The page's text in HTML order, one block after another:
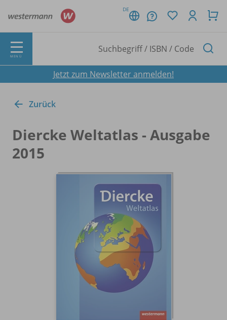
DE
MENÜ
Jetzt zum Newsletter anmelden!
Zurück
Diercke Weltatlas - Ausgabe
2015